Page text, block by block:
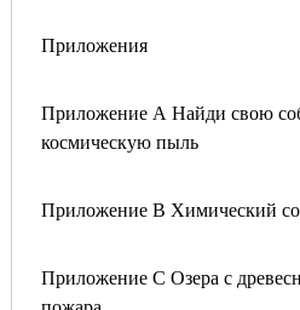
Приложения
Приложение А Найди свою
космическую пыль
Приложение В Химический
Приложение С Озера с